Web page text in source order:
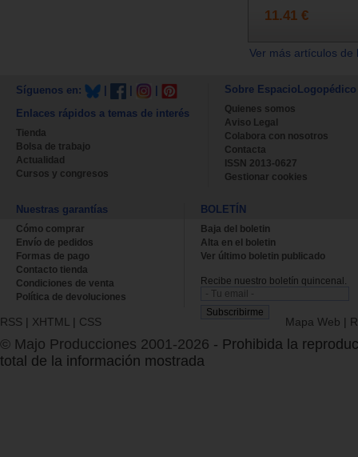
11.41 €
Ver más artículos
Síguenos en:
Enlaces rápidos a temas de interés
Tienda
Bolsa de trabajo
Actualidad
Cursos y congresos
Sobre EspacioLogopédico
Quienes somos
Aviso Legal
Colabora con nosotros
Contacta
ISSN 2013-0627
Gestionar cookies
Nuestras garantías
Cómo comprar
Envío de pedidos
Formas de pago
Contacto tienda
Condiciones de venta
Política de devoluciones
BOLETÍN
Baja del boletin
Alta en el boletin
Ver último boletin publicado
Recibe nuestro boletín quincenal.
RSS | XHTML | CSS Mapa Web |
© Majo Producciones 2001-2026 - Prohibida la
total de la información mostrada